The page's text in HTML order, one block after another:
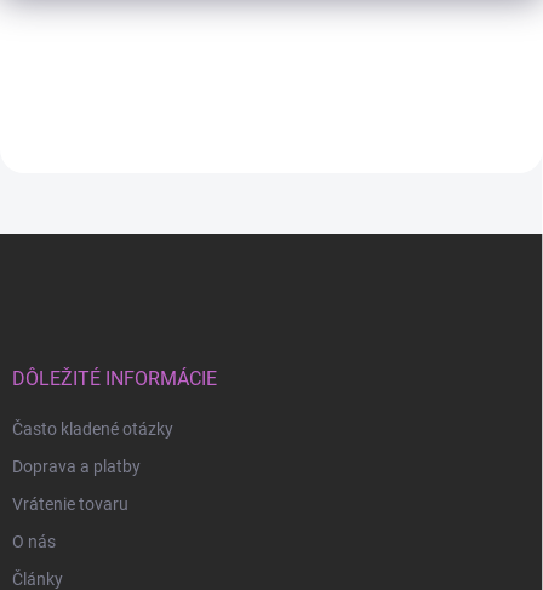
DÔLEŽITÉ INFORMÁCIE
Často kladené otázky
Doprava a platby
Vrátenie tovaru
O nás
Články